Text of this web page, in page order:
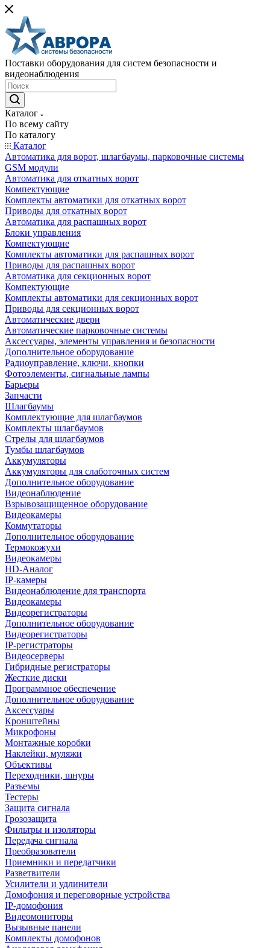
Поставки оборудования для систем безопасности и
видеонаблюдения
Каталог
По всему сайту
По каталогу
Каталог
Автоматика для ворот, шлагбаумы, парковочные системы
GSM модули
Автоматика для откатных ворот
Компектующие
Комплекты автоматики для откатных ворот
Приводы для откатных ворот
Автоматика для распашных ворот
Блоки управления
Компектующие
Комплекты автоматики для распашных ворот
Приводы для распашных ворот
Автоматика для секционных ворот
Компектующие
Комплекты автоматики для секционных ворот
Приводы для секционных ворот
Автоматические двери
Автоматические парковочные системы
Аксессуары, элементы управления и безопасности
Дополнительное оборудование
Радиоуправление, ключи, кнопки
Фотоэлементы, сигнальные лампы
Барьеры
Запчасти
Шлагбаумы
Комплектующие для шлагбаумов
Комплекты шлагбаумов
Стрелы для шлагбаумов
Тумбы шлагбаумов
Аккумуляторы
Аккумуляторы для слаботочных систем
Дополнительное оборудование
Видеонаблюдение
Взрывозащищенное оборудование
Видеокамеры
Коммутаторы
Дополнительное оборудование
Термокожухи
Видеокамеры
HD-Аналог
IP-камеры
Видеонаблюдение для транспорта
Видеокамеры
Видеорегистраторы
Дополнительное оборудование
Видеорегистраторы
IP-регистраторы
Видеосерверы
Гибридные регистраторы
Жесткие диски
Программное обеспечение
Дополнительное оборудование
Аксессуары
Кронштейны
Микрофоны
Монтажные коробки
Наклейки, муляжи
Объективы
Переходники, шнуры
Разъемы
Тестеры
Защита сигнала
Грозозащита
Фильтры и изоляторы
Передача сигнала
Преобразователи
Приемники и передатчики
Разветвители
Усилители и удлинители
Домофония и переговорные устройства
IP-домофония
Видеомониторы
Вызывные панели
Комплекты домофонов